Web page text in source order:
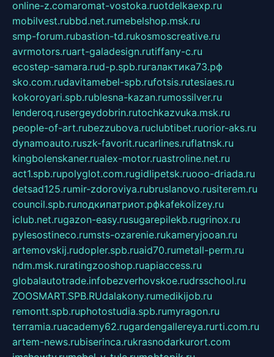
online-z.comaromat-vostoka.ruotdelkaexp.ru
mobilvest.rubbd.net.rumebelshop.msk.ru
smp-forum.rubastion-td.rukosmoscreative.ru
avrmotors.ruart-galadesign.rutiffany-c.ru
ecostep-samara.rud-p.spb.ruгалактика73.рф
sko.com.rudavitamebel-spb.rufotsis.rutesiaes.ru
kokoroyari.spb.rublesna-kazan.rumossilver.ru
lenderoq.rusergeydobrin.rutochkazvuka.msk.ru
people-of-art.rubezzubova.ruclubtibet.ruorior-aks.ru
dynamoauto.ruszk-favorit.rucarlines.ruflatnsk.ru
kingbolenskaner.rualex-motor.ruastroline.net.ru
act1.spb.rupolyglot.com.rugidlipetsk.ruooo-driada.ru
detsad125.rumir-zdoroviya.rubruslanovo.rusiterem.ru
council.spb.ruлодкипатриот.рфkafekolizey.ru
iclub.net.rugazon-easy.rusugarepilekb.rugrinox.ru
pylesostineco.rumsts-ozarenie.rukameryjooan.ru
artemovskij.rudopler.spb.ruaid70.rumetall-perm.ru
ndm.msk.ruratingzooshop.ruapiaccess.ru
globalautotrade.infobezverhovskoe.rudrsschool.ru
ZOOSMART.SPB.RUdalakony.rumedikijob.ru
remontt.spb.ruphotostudia.spb.rumyragon.ru
terramia.ruacademy62.rugardengallereya.rurti.com.ru
artem-news.rubiserinca.rukrasnodarkurort.com